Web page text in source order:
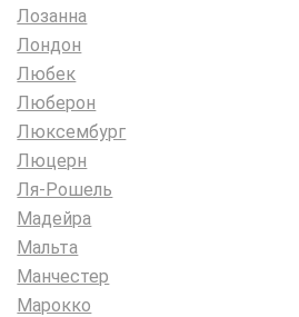
Лозанна
Лондон
Любек
Люберон
Люксембург
Люцерн
Ля-Рошель
Мадейра
Мальта
Манчестер
Марокко